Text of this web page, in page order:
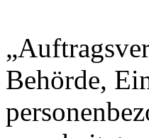
Behörde,